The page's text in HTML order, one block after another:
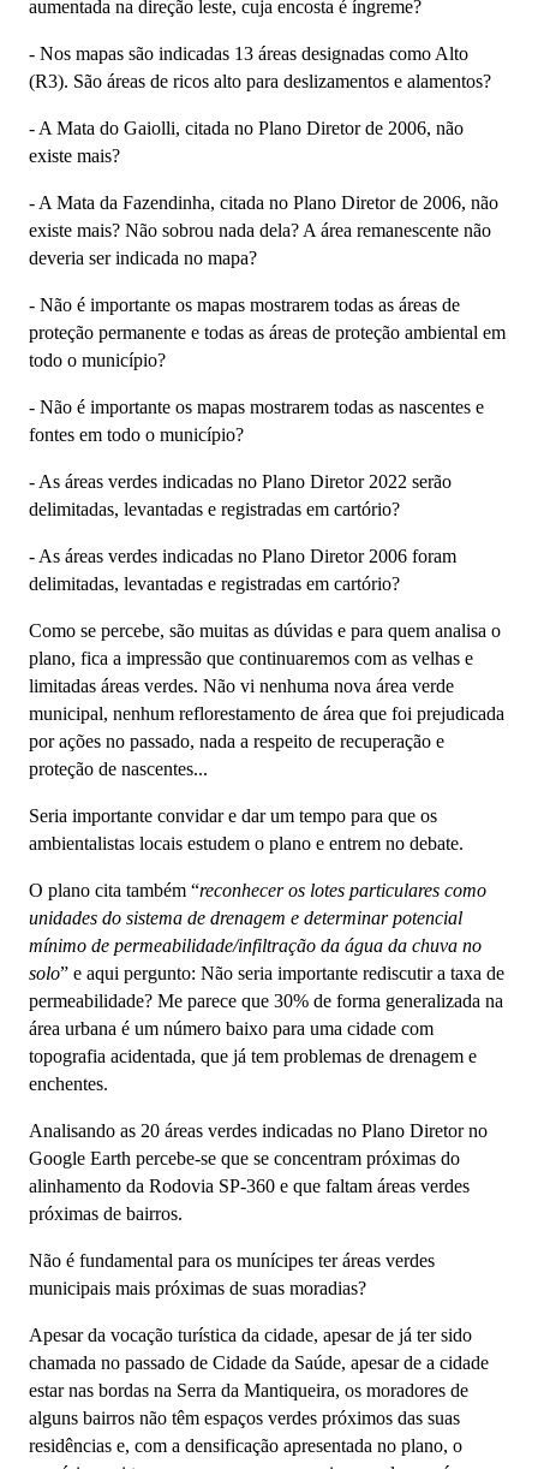
aumentada na direção leste, cuja encosta é íngreme?
- Nos mapas são indicadas 13 áreas designadas como Alto
(R3). São áreas de ricos alto para deslizamentos e alamentos?
- A Mata do Gaiolli, citada no Plano Diretor de 2006, não
existe mais?
- A Mata da Fazendinha, citada no Plano Diretor de 2006, não
existe mais? Não sobrou nada dela? A área remanescente não
deveria ser indicada no mapa?
- Não é importante os mapas mostrarem todas as áreas de
proteção permanente e todas as áreas de proteção ambiental em
todo o município?
- Não é importante os mapas mostrarem todas as nascentes e
fontes em todo o município?
- As áreas verdes indicadas no Plano Diretor 2022 serão
delimitadas, levantadas e registradas em cartório?
- As áreas verdes indicadas no Plano Diretor 2006 foram
delimitadas, levantadas e registradas em cartório?
Como se percebe, são muitas as dúvidas e para quem analisa o
plano, fica a impressão que continuaremos com as velhas e
limitadas áreas verdes. Não vi nenhuma nova área verde
municipal, nenhum reflorestamento de área que foi prejudicada
por ações no passado, nada a respeito de recuperação e
proteção de nascentes...
Seria importante convidar e dar um tempo para que os
ambientalistas locais estudem o plano e entrem no debate.
O plano cita também “reconhecer os lotes particulares como
unidades do sistema de drenagem e determinar potencial
mínimo de permeabilidade/infiltração da água da chuva no
solo” e aqui pergunto: Não seria importante rediscutir a taxa de
permeabilidade? Me parece que 30% de forma generalizada na
área urbana é um número baixo para uma cidade com
topografia acidentada, que já tem problemas de drenagem e
enchentes.
Analisando as 20 áreas verdes indicadas no Plano Diretor no
Google Earth percebe-se que se concentram próximas do
alinhamento da Rodovia SP-360 e que faltam áreas verdes
próximas de bairros.
Não é fundamental para os munícipes ter áreas verdes
municipais mais próximas de suas moradias?
Apesar da vocação turística da cidade, apesar de já ter sido
chamada no passado de Cidade da Saúde, apesar de a cidade
estar nas bordas na Serra da Mantiqueira, os moradores de
alguns bairros não têm espaços verdes próximos das suas
residências e, com a densificação apresentada no plano, o